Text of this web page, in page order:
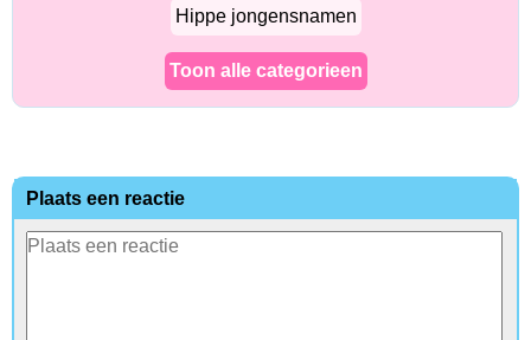
Hippe jongensnamen
Toon alle categorieen
Plaats een reactie